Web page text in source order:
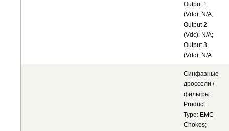
Output 1
(Vdc): N/A;
Output 2
(Vdc): N/A;
Output 3
(Vdc): N/A
Синфазные
дроссели /
фильтры
Product
Type: EMC
Chokes;